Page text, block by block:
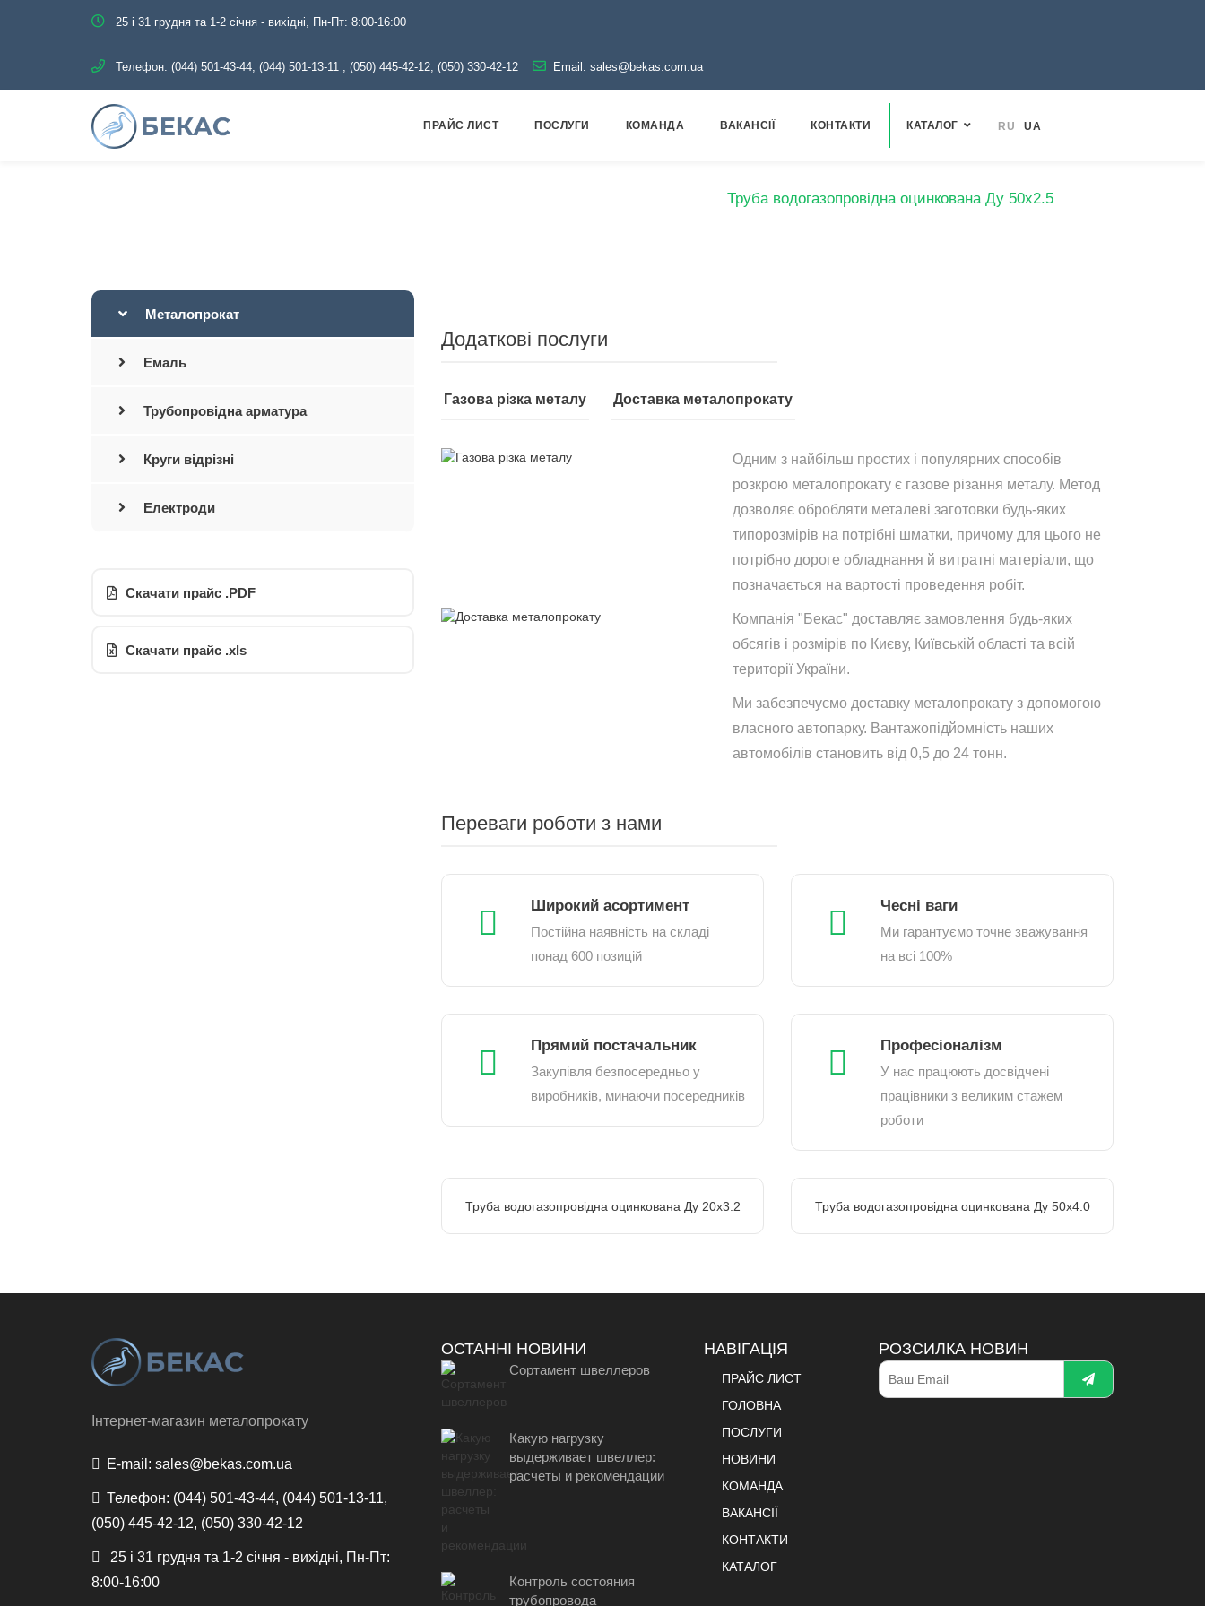
25 і 31 грудня та 1-2 січня - вихідні, Пн-Пт: 8:00-16:00
Телефон: (044) 501-43-44, (044) 501-13-11 , (050) 445-42-12, (050) 330-42-12 Email: sales@bekas.com.ua
ПРАЙС ЛИСТ ПОСЛУГИ КОМАНДА ВАКАНСІЇ КОНТАКТИ КАТАЛОГ RU UA
Труба водогазопровідна оцинкована Ду 50х2.5
Металопрокат
Емаль
Трубопровідна арматура
Круги відрізні
Електроди
Скачати прайс .PDF
Скачати прайс .xls
Додаткові послуги
Газова різка металу Доставка металопрокату
Одним з найбільш простих і популярних способів
розкрою металопрокату є газове різання металу. Метод
дозволяє обробляти металеві заготовки будь-яких
типорозмірів на потрібні шматки, причому для цього не
потрібно дороге обладнання й витратні матеріали, що
позначається на вартості проведення робіт.
Компанія "Бекас" доставляє замовлення будь-яких
обсягів і розмірів по Києву, Київській області та всій
території України.
Ми забезпечуємо доставку металопрокату з допомогою
власного автопарку. Вантажопідйомність наших
автомобілів становить від 0,5 до 24 тонн.
Переваги роботи з нами
Широкий асортимент
Постійна наявність на складі
понад 600 позицій
Чесні ваги
Ми гарантуємо точне зважування
на всі 100%
Прямий постачальник
Закупівля безпосередньо у
виробників, минаючи посередників
Професіоналізм
У нас працюють досвідчені
працівники з великим стажем
роботи
Труба водогазопровідна оцинкована Ду 20х3.2 Труба водогазопровідна оцинкована Ду 50х4.0
Інтернет-магазин металопрокату
E-mail: sales@bekas.com.ua
Телефон: (044) 501-43-44, (044) 501-13-11,
(050) 445-42-12, (050) 330-42-12
25 і 31 грудня та 1-2 січня - вихідні, Пн-Пт:
8:00-16:00
ОСТАННІ НОВИНИ
Сортамент швеллеров
Какую нагрузку
выдерживает швеллер:
расчеты и рекомендации
Контроль состояния
трубопровода
НАВІГАЦІЯ
ПРАЙС ЛИСТ
ГОЛОВНА
ПОСЛУГИ
НОВИНИ
КОМАНДА
ВАКАНСІЇ
КОНТАКТИ
КАТАЛОГ
РОЗСИЛКА НОВИН